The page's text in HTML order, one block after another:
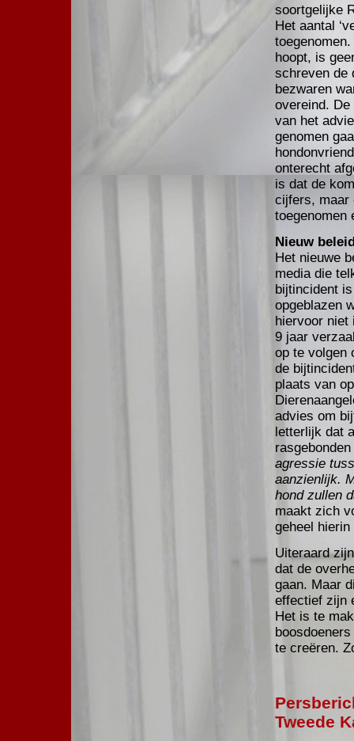
soortgelijke
Het aantal
hoopt, is
schreven de
bezwaren
overeind.
van het
genomen
onterecht
is dat de
cijfers, maar
toegenomen
Nieuw
Het nieuwe
media die
bijtincident
opgeblazen
hiervoor niet
9 jaar
op te volgen
de
plaats van
advies om
letterlijk dat
agressie
aanzienlijk.
hond zullen
maakt zich
geheel
Uiteraard
dat de
gaan. Maar
effectief zijn
Het is te
te creëren.
Tweede